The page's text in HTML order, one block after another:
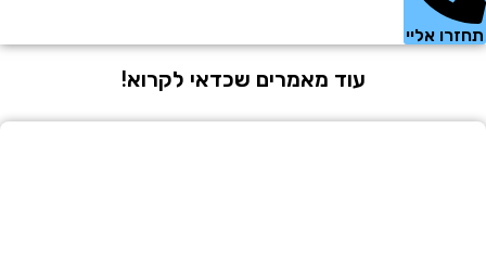
אליי
עוד מאמרים שכדאי לקרוא!